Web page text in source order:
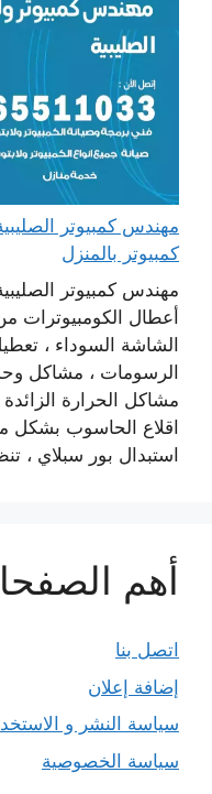
كمبيوتر بالمنزل
مهندس كمبيوتر
أعطال الكومبيوترات
الشاشة السوداء ،
الرسومات ، مشاكل
مشاكل الحرارة
اقلاع الحاسوب بشكل
استبدال بور سبلاي ،
أهم
اتصل بنا
إضافة إعلان
سياسة النشر و
سياسة الخصوصية